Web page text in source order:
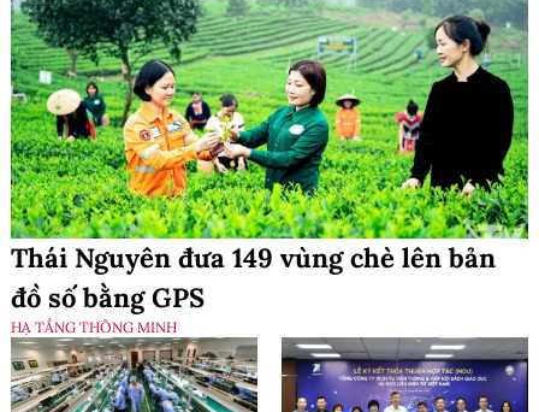
Thái Nguyên đưa 149 vùng chè lên bản
đồ số bằng GPS
HẠ TẦNG THÔNG MINH